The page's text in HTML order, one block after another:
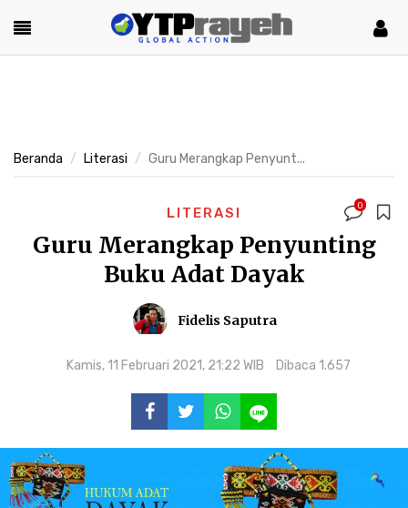
Beranda Literasi Guru Merangkap Penyunt...
LITERASI 0
Guru Merangkap Penyunting
Buku Adat Dayak
Fidelis Saputra
Kamis, 11 Februari 2021, 21:22 WIB Dibaca 1.657